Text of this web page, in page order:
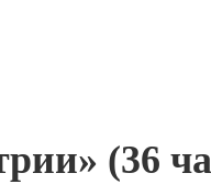
(36